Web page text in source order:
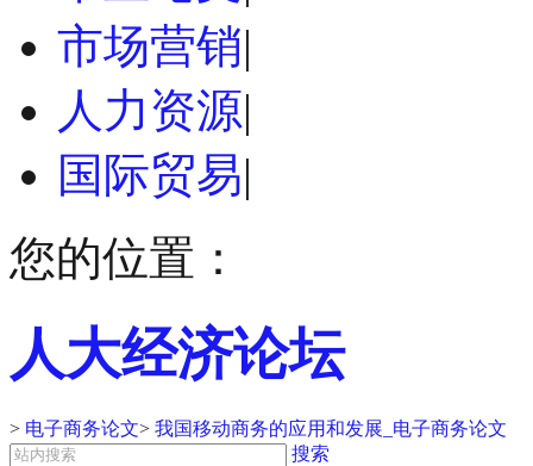
市场营销|
人力资源|
国际贸易|
您的位置：
人大经济论坛
> 电子商务论文> 我国移动商务的应用和发展_电子商务论文
搜索